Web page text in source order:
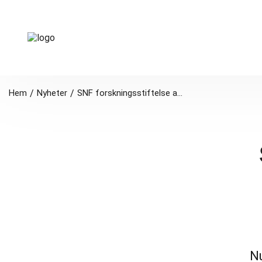
Hem / Nyheter / SNF forskningsstiftelse anslag för 2024